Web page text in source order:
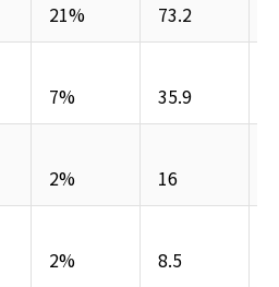
21% 73.2
7% 35.9
2% 16
2% 8.5